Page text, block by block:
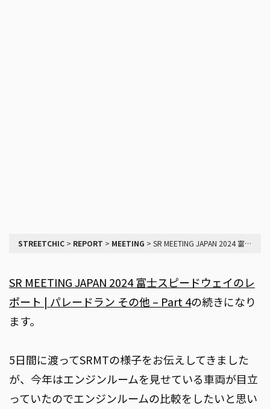
STREETCHIC > REPORT > MEETING > SR MEETING JAPAN 2024 富士スピードウェイのレポート | エンジンルーム比較 – Part 5
SR MEETING JAPAN 2024 富士スピードウェイのレ
ポート | パレードラン その他 – Part 4の続きになり
ます。
5日間に渡ってSRMTの様子をお伝えしてきました
が、今年はエンジンルームを見せている車両が目立
っていたのでエンジンルームの比較をしたいと思い